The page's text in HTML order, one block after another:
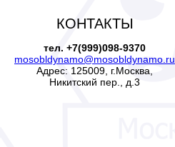
КОНТАКТЫ
тел. +7(999)098-9370
mosobldynamo@mosobldynamo.ru
Адрес: 125009, г.Москва,
Никитский пер., д.3